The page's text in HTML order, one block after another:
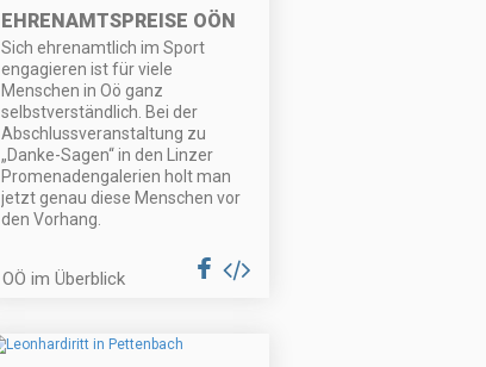
EHRENAMTSPREISE OÖN
Sich ehrenamtlich im Sport
engagieren ist für viele
Menschen in Oö ganz
selbstverständlich. Bei der
Abschlussveranstaltung zu
„Danke-Sagen“ in den Linzer
Promenadengalerien holt man
jetzt genau diese Menschen vor
den Vorhang.
OÖ im Überblick